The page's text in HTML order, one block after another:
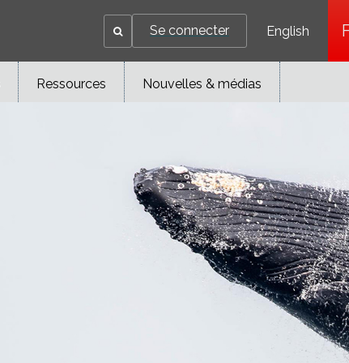
Se connecter English
Ressources Nouvelles & médias